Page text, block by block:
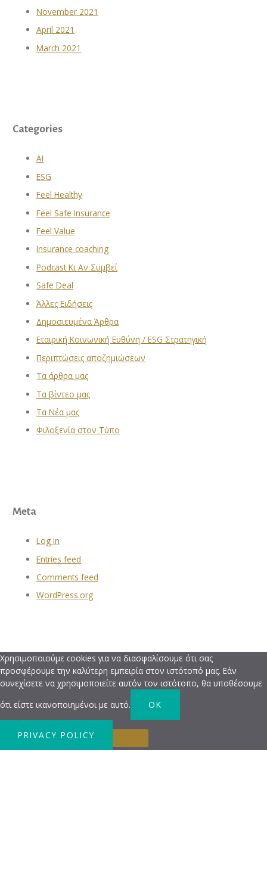
November 2021
April 2021
March 2021
Categories
AI
ESG
Feel Healthy
Feel Safe Insurance
Feel Value
Insurance coaching
Podcast Κι Αν Συμβεί
Safe Deal
Άλλες Ειδήσεις
Δημοσιευμένα Άρθρα
Εταιρική Κοινωνική Ευθύνη / ESG Στρατηγική
Περιπτώσεις αποζημιώσεων
Τα άρθρα μας
Τα βίντεο μας
Τα Νέα μας
Φιλοξενία στον Τύπο
Meta
Log in
Entries feed
Comments feed
WordPress.org
Χρησιμοποιούμε cookies για να διασφαλίσουμε ότι σας
προσφέρουμε την καλύτερη εμπειρία στον ιστότοπό μας. Εάν
συνεχίσετε να χρησιμοποιείτε αυτόν τον ιστότοπο, θα υποθέσουμε
ότι είστε ικανοποιημένοι με αυτό.
OK
PRIVACY POLICY